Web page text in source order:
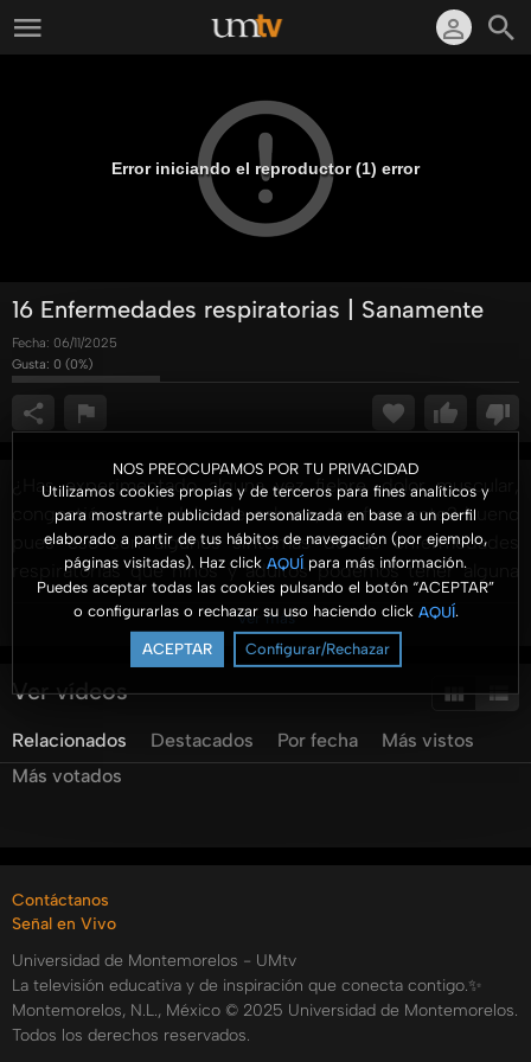
NOS PREOCUPAMOS POR TU PRIVACIDAD
Utilizamos cookies propias y de terceros para fines analíticos y
para mostrarte publicidad personalizada en base a un perfil
elaborado a partir de tus hábitos de navegación (por ejemplo,
páginas visitadas). Haz click AQUÍ para más información.
Puedes aceptar todas las cookies pulsando el botón “ACEPTAR”
o configurarlas o rechazar su uso haciendo click AQUÍ.
ACEPTAR Configurar/Rechazar
Error iniciando el reproductor (1) error
16 Enfermedades respiratorias | Sanamente
Fecha: 06/11/2025
Gusta: 0 (0%)
¿Has experimentado alguna vez fiebre, dolor muscular,
congestión nasal, dolor de cabeza, tos frecuente? bueno
pues eso son algunos síntomas de las enfermedades
respiratorias que niños y adultos podemos tener alguna
vez en nuestra vida.
Hoy en sanamente abordaremos el tema de las
enfermedades respiratorias, cómo prevenirlas, en qué
adultos mayores.
Categorías:
respiratoria
Ver más
Ver vídeos
Relacionados Destacados Por fecha
Más vistos
Más votados
Contáctanos
Señal en Vivo
Universidad de Montemorelos - UMtv
La televisión educativa y de inspiración que conecta contigo.✨
Montemorelos, N.L., México © 2025 Universidad de Montemorelos.
Todos los derechos reservados.